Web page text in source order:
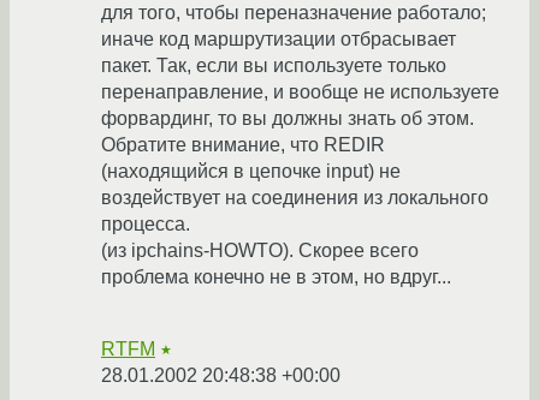
для того, чтобы переназначение работало;
иначе код маршрутизации отбрасывает
пакет. Так, если вы используете только
перенаправление, и вообще не используете
форвардинг, то вы должны знать об этом.
Обратите внимание, что REDIR
(находящийся в цепочке input) не
воздействует на соединения из локального
процесса.
(из ipchains-HOWTO). Скорее всего
проблема конечно не в этом, но вдруг...
RTFM ★
28.01.2002 20:48:38 +00:00